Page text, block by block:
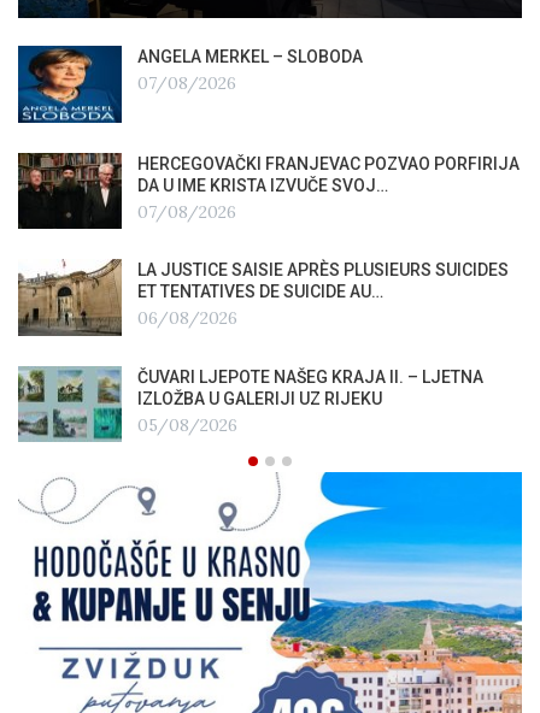
ANGELA MERKEL – SLOBODA
07/08/2026
HERCEGOVAČKI FRANJEVAC POZVAO PORFIRIJA
DA U IME KRISTA IZVUČE SVOJ…
07/08/2026
LA JUSTICE SAISIE APRÈS PLUSIEURS SUICIDES
ET TENTATIVES DE SUICIDE AU…
06/08/2026
ČUVARI LJEPOTE NAŠEG KRAJA II. – LJETNA
IZLOŽBA U GALERIJI UZ RIJEKU
05/08/2026